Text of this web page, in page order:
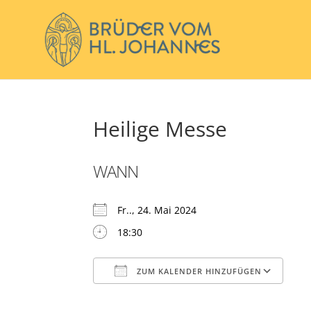
Heilige Messe
WANN
Fr.., 24. Mai 2024
18:30
ZUM KALENDER HINZUFÜGEN